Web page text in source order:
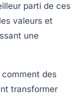
parti de ces
valeurs et
une
des
transformer